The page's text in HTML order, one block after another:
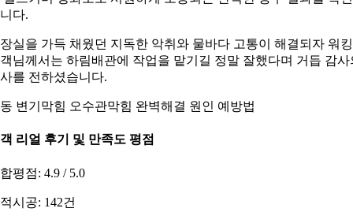
다.
실을 가득 채웠던 지독한 악취와 물바다 고통이 해결되자 워
님께서는 하림배관에 작업을 맡기길 정말 잘했다며 거듭 감사
를 전하셨습니다.
변기막힘 오수관막힘 완벽해결 원인 예방법
리얼 후기 및 만족도 평점
평점: 4.9 / 5.0
시공: 142건